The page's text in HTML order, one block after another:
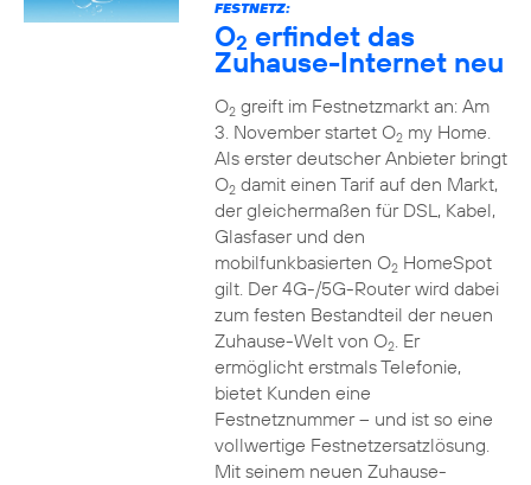
FESTNETZ:
O2 erfindet das
Zuhause-Internet neu
O2greift im Festnetzmarkt an: Am
3. November startet O2my Home.
Als erster deutscher Anbieter bringt
O2damit einen Tarif auf den Markt,
der gleichermaßen für DSL, Kabel,
Glasfaser und den
mobilfunkbasierten O2HomeSpot
gilt. Der 4G-/5G-Router wird dabei
zum festen Bestandteil der neuen
Zuhause-Welt von O2. Er
ermöglicht erstmals Telefonie,
bietet Kunden eine
Festnetznummer – und ist so eine
vollwertige Festnetzersatzlösung.
Mit seinem neuen Zuhause-